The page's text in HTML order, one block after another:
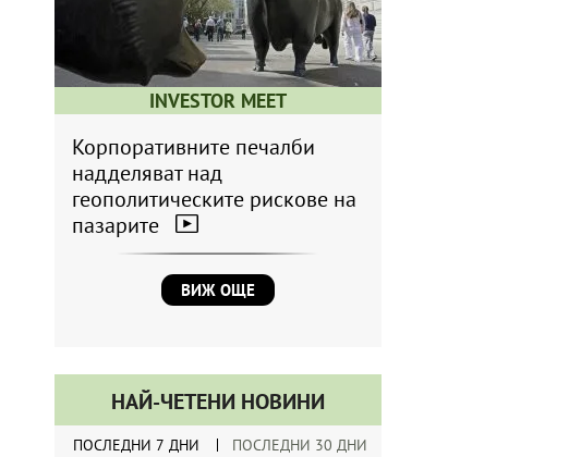
INVESTOR MEET
Корпоративните печалби
надделяват над
геополитическите рискове на
пазарите
ВИЖ ОЩЕ
НАЙ-ЧЕТЕНИ НОВИНИ
ПОСЛЕДНИ 7 ДНИ ПОСЛЕДНИ 30 ДНИ